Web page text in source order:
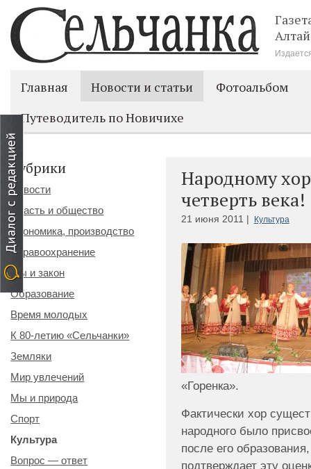
Главная Новости и статьи
Фотоальбом
Путеводитель по Новичихе
Народному
четверть века!
21 июня 2011 | Культура
«Горенка».
Фактически хор
народного было
после его
подтверждает эту
Рубрики
Новости
Власть и общество
Экономика, производство
Здравоохранение
Мы и закон
Образование
Время молодых
К 80-летию «Сельчанки»
Земляки
Мир увлечений
Мы и природа
Спорт
Культура
Вопрос — ответ